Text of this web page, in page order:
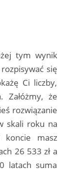
tym wynik
się
Ci liczby,
Załóżmy, że
rozwiązanie
skali roku na
masz
26 533 zł a
latach suma